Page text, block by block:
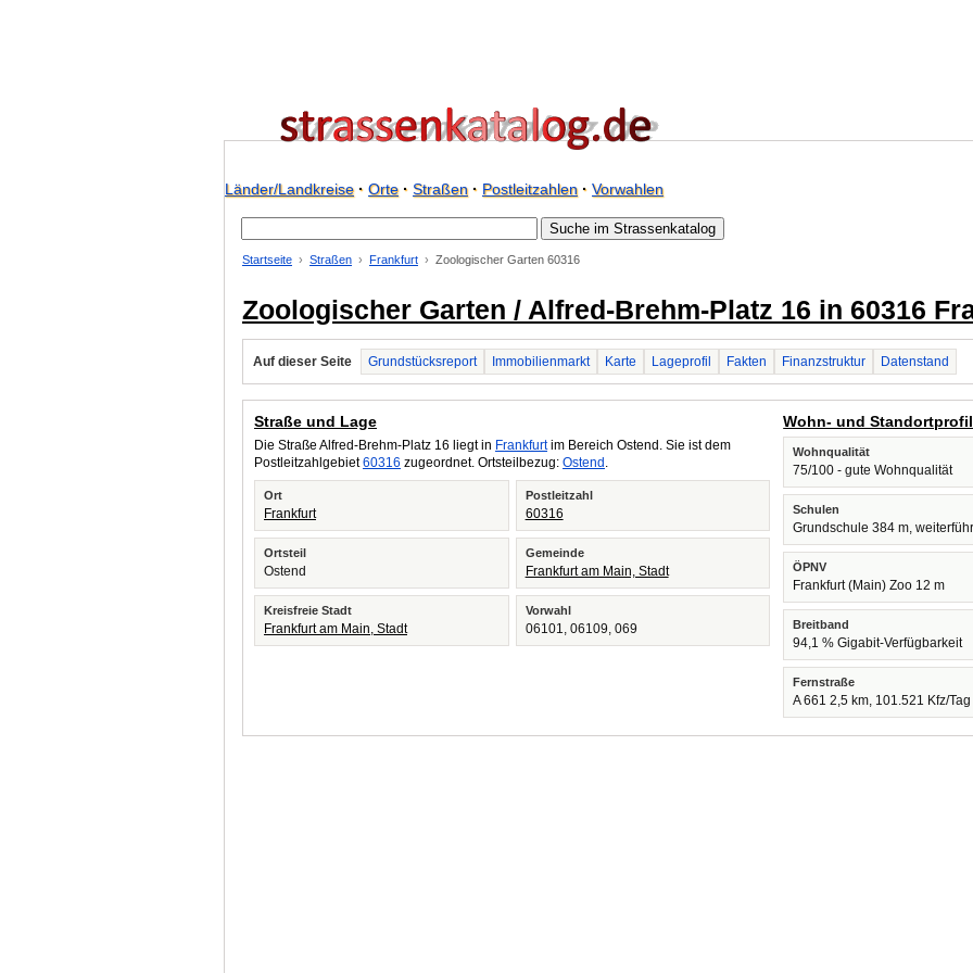
Länder/Landkreise· Orte· Straßen· Postleitzahlen· Vorwahlen
Startseite Straßen Frankfurt Zoologischer Garten 60316
Zoologischer Garten / Alfred-Brehm-Platz 16 in 60316
Auf dieser Seite Grundstücksreport Immobilienmarkt Karte Lageprofil Fakten Finanzstruktur Datenstand
Straße und Lage
Die Straße Alfred-Brehm-Platz 16 liegt in Frankfurtim Bereich Ostend. Sie ist dem
Postleitzahlgebiet60316 zugeordnet. Ortsteilbezug: Ostend .
Ort
Frankfurt
Postleitzahl
60316
Ortsteil
Ostend
Gemeinde
Frankfurt am Main, Stadt
Kreisfreie Stadt
Frankfurt am Main, Stadt
Vorwahl
06101, 06109, 069
Wohn- und Standortprofil
Wohnqualität
75/100 - gute Wohnqualität
Schulen
Grundschule 384 m,
ÖPNV
Frankfurt (Main) Zoo 12 m
Breitband
94,1 % Gigabit-Verfügbarkeit
Fernstraße
A 661 2,5 km, 101.521 Kfz/Tag